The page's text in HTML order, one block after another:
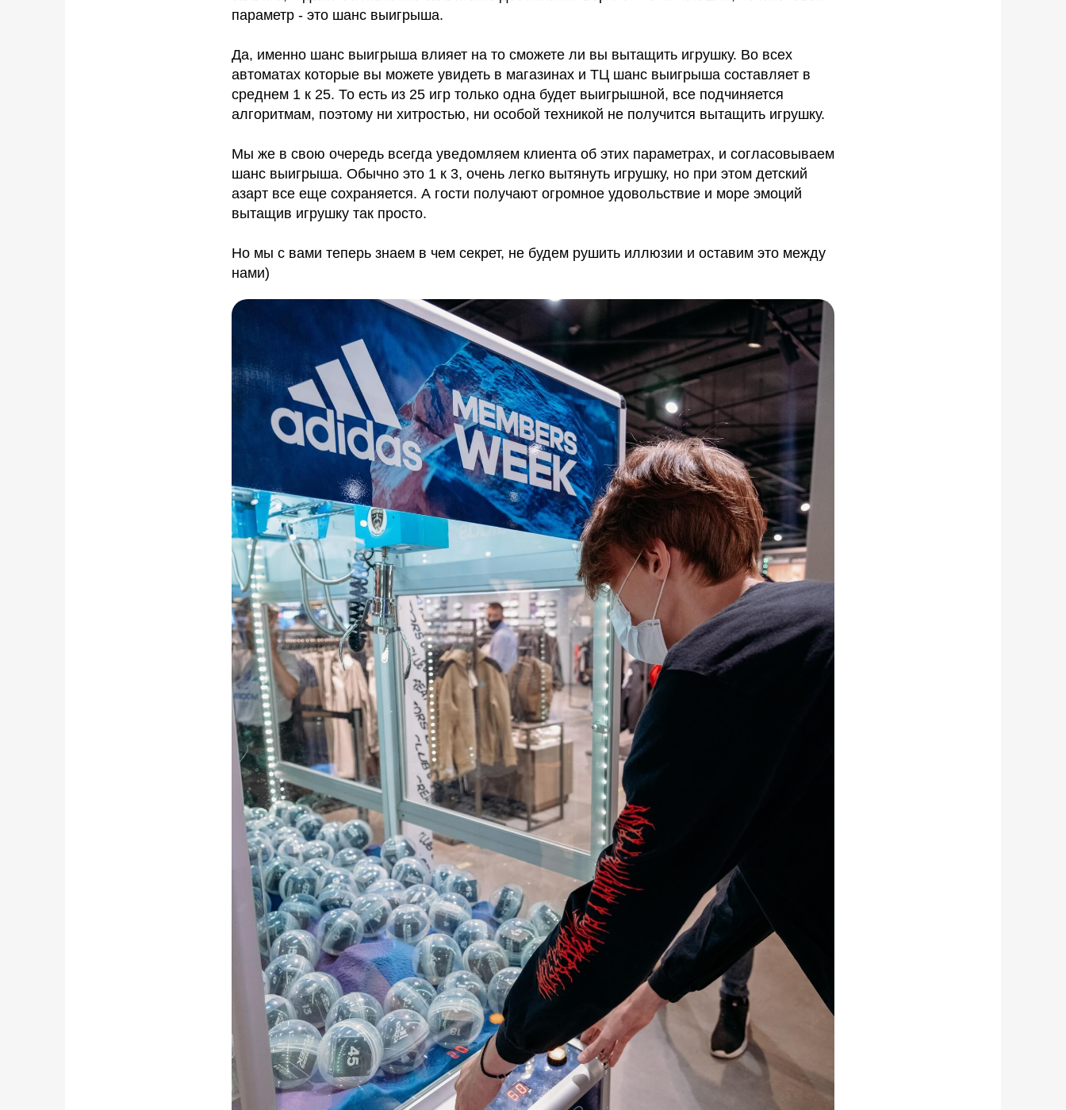
параметр - это шанс выигрыша.
Да, именно шанс выигрыша влияет на то сможете ли вы вытащить игрушку. Во всех
автоматах которые вы можете увидеть в магазинах и ТЦ шанс выигрыша составляет в
среднем 1 к 25. То есть из 25 игр только одна будет выигрышной, все подчиняется
алгоритмам, поэтому ни хитростью, ни особой техникой не получится вытащить игрушку.
Мы же в свою очередь всегда уведомляем клиента об этих параметрах, и согласовываем
шанс выигрыша. Обычно это 1 к 3, очень легко вытянуть игрушку, но при этом детский
азарт все еще сохраняется. А гости получают огромное удовольствие и море эмоций
вытащив игрушку так просто.
Но мы с вами теперь знаем в чем секрет, не будем рушить иллюзии и оставим это между
нами)